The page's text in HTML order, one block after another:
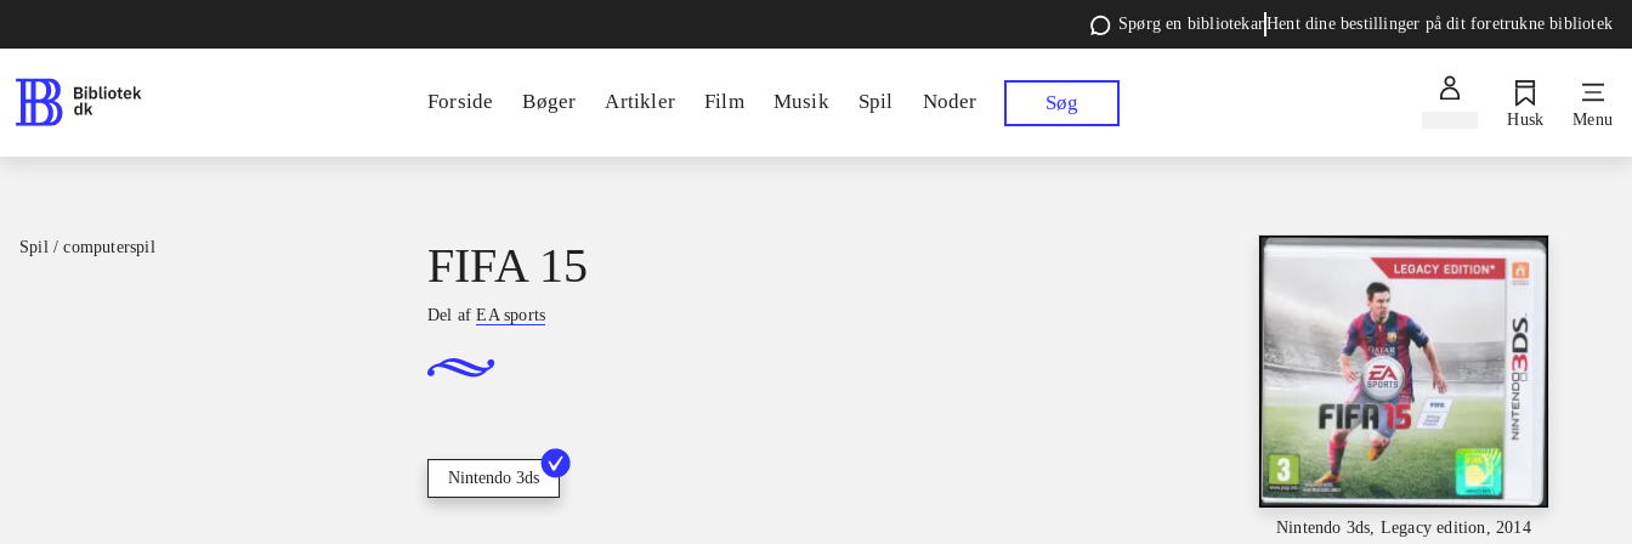
Spørg en bibliotekarHent dine bestillinger på dit foretrukne bibliotek
Forside Bøger Artikler Film Musik Spil Noder Søg
Husk Menu
Spil / computerspil
Nintendo 3ds, Legacy edition, 2014
FIFA 15
Del afEA sports
Nintendo 3ds